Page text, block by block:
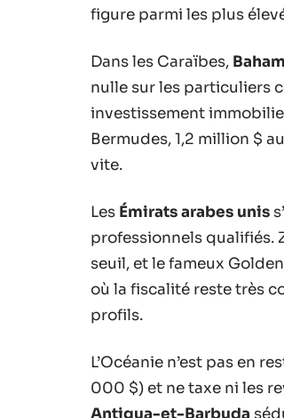
figure parmi les plus
Dans les Caraïbes,
nulle sur les particuliers
investissement
Bermudes, 1,2 million $
vite.
Les Émirats arabes unis
professionnels qualifiés.
seuil, et le fameux
où la fiscalité reste très
profils.
L’Océanie n’est pas en
000 $) et ne taxe ni les
Antigua-et-Barbuda